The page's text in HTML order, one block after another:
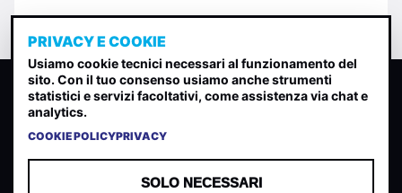
CLASSIFICA INDIE
Classifica per indice di gradimento generata dall analisi di
PRIVACY E COOKIE
Usiamo cookie tecnici necessari al funzionamento del
sito. Con il tuo consenso usiamo anche strumenti
statistici e servizi facoltativi, come assistenza via chat e
analytics.
COOKIE POLICYPRIVACY
SOLO NECESSARI